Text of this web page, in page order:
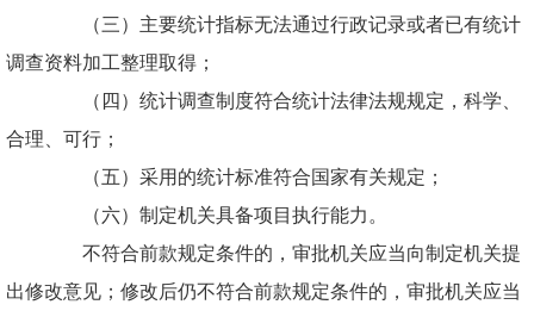
（三）主要统计指标无法通过行政记录或者已有统计
调查资料加工整理取得；
（四）统计调查制度符合统计法律法规规定，科学、
合理、可行；
（五）采用的统计标准符合国家有关规定；
（六）制定机关具备项目执行能力。
不符合前款规定条件的，审批机关应当向制定机关提
出修改意见；修改后仍不符合前款规定条件的，审批机关应当